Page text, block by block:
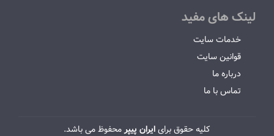
لینک های مفید
خدمات سایت
قوانین سایت
درباره ما
تماس با ما
کلیه حقوق برایایران پیپرمحفوظ می باشد.